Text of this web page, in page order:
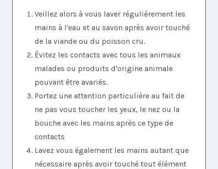
Veillez alors à vous laver régulièrement les
mains à l'eau et au savon après avoir touché
de la viande ou du poisson cru.
Évitez les contacts avec tous les animaux
malades ou produits d'origine animale
pouvant être avariés.
Portez une attention particulière au fait de
ne pas vous toucher les yeux, le nez ou la
bouche avec les mains après ce type de
contacts
Lavez vous également les mains autant que
nécessaire après avoir touché tout élément